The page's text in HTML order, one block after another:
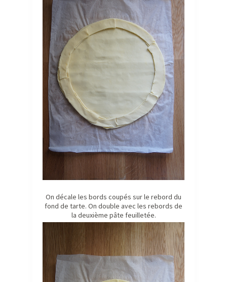
On décale les bords coupés sur le rebord du
fond de tarte. On double avec les rebords de
la deuxième pâte feuilletée.